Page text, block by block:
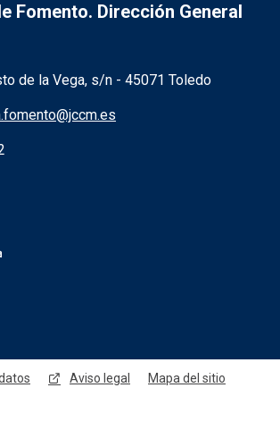
Fomento. Dirección General
de la institución
de la Vega, s/n - 45071 Toledo
JCCM
Aviso legal Mapa del sitio